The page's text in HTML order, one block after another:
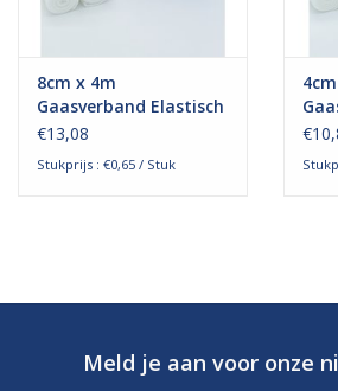
8cm x 4m
Gaasverband Elastisch
€13,08
Stukprijs : €0,65 / Stuk
Meld je aan voor onze